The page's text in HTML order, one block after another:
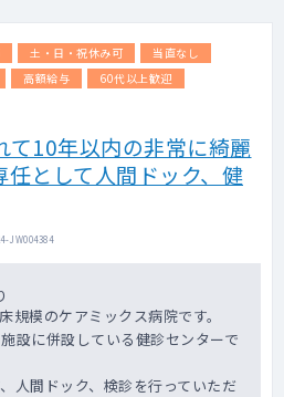
土・日・祝休み可
当直なし
高額給与
60代以上歓迎
て10年以内の非常に綺麗
任として人間ドック、健
JW004384
規模のケアミックス病院です。
設に併設している健診センターで
人間ドック、検診を行っていただ